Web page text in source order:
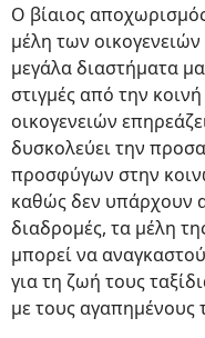
Ο βίαιος
μέλη των
μεγάλα διαστήματα
στιγμές από την
οικογενειών
δυσκολεύει την
προσφύγων στην
καθώς δεν υπάρχουν
διαδρομές, τα μέλη
μπορεί να
για τη ζωή τους
με τους αγαπημένους